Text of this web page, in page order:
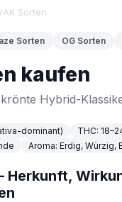
/AK Sorten
Sorten OG Sorten
kaufen
Hybrid-
dominant)
THC:
Aroma: Erdig, Würzig,
Herkunft,